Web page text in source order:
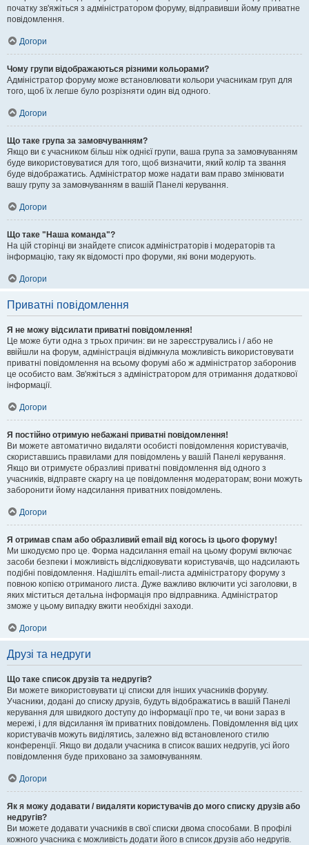
початку зв'яжіться з адміністратором форуму, відправивши йому приватне
повідомлення.
Догори
Чому групи відображаються різними кольорами?
Адміністратор форуму може встановлювати кольори учасникам груп для
того, щоб їх легше було розрізняти один від одного.
Догори
Що таке група за замовчуванням?
Якщо ви є учасником більш ніж однієї групи, ваша група за замовчуванням
буде використовуватися для того, щоб визначити, який колір та звання
буде відображатись. Адміністратор може надати вам право змінювати
вашу групу за замовчуванням в вашій Панелі керування.
Догори
Що таке "Наша команда"?
На цій сторінці ви знайдете список адміністраторів і модераторів та
інформацію, таку як відомості про форуми, які вони модерують.
Догори
Приватні повідомлення
Я не можу відсилати приватні повідомлення!
Це може бути одна з трьох причин: ви не зареєструвались і / або не
ввійшли на форум, адміністрація відімкнула можливість використовувати
приватні повідомлення на всьому форумі або ж адміністратор заборонив
це особисто вам. Зв'яжіться з адміністратором для отримання додаткової
інформації.
Догори
Я постійно отримую небажані приватні повідомлення!
Ви можете автоматично видаляти особисті повідомлення користувачів,
скориставшись правилами для повідомлень у вашій Панелі керування.
Якщо ви отримуєте образливі приватні повідомлення від одного з
учасників, відправте скаргу на це повідомлення модераторам; вони можуть
заборонити йому надсилання приватних повідомлень.
Догори
Я отримав спам або образливий email від когось із цього форуму!
Ми шкодуємо про це. Форма надсилання email на цьому форумі включає
засоби безпеки і можливість відслідковувати користувачів, що надсилають
подібні повідомлення. Надішліть email-листа адміністратору форуму з
повною копією отриманого листа. Дуже важливо включити усі заголовки, в
яких міститься детальна інформація про відправника. Адміністратор
зможе у цьому випадку вжити необхідні заходи.
Догори
Друзі та недруги
Що таке список друзів та недругів?
Ви можете використовувати ці списки для інших учасників форуму.
Учасники, додані до списку друзів, будуть відображатись в вашій Панелі
керування для швидкого доступу до інформації про те, чи вони зараз в
мережі, і для відсилання їм приватних повідомлень. Повідомлення від цих
користувачів можуть виділятись, залежно від встановленого стилю
конференції. Якщо ви додали учасника в список ваших недругів, усі його
повідомлення буде приховано за замовчуванням.
Догори
Як я можу додавати / видаляти користувачів до мого списку друзів або
недругів?
Ви можете додавати учасників в свої списки двома способами. В профілі
кожного учасника є можливість додати його в список друзів або недругів.